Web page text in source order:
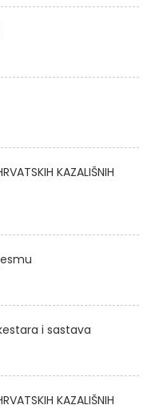
KAZALIŠNIH
i sastava
KAZALIŠNIH